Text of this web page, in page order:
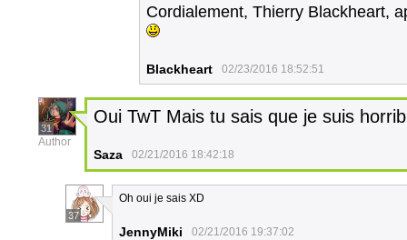
Cordialement, Thierry Blackheart,
Blackheart 02/23/2016 18:52:51
31
Author
Oui TwT Mais tu sais que je suis
Saza 02/21/2016 18:42:18
37
Oh oui je sais XD
JennyMiki 02/21/2016 19:37:02